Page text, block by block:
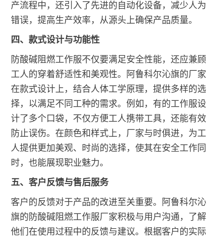
产流程中，还引入了先进的自动化设备，减少人为
错误，提高生产效率，从源头上确保产品质量。
四、款式设计与功能性
防酸碱阻燃工作服不仅要满足安全性能，还应兼顾
工人的穿着舒适性和美观性。阿鲁科尔沁旗的厂家
在款式设计上，结合人体工学原理，提供多样的选
择，以满足不同工种的需求。例如，有的工作服设
计了多个口袋，不仅方便工人携带工具，还能有效
防止误伤。在颜色和样式上，厂家与时俱进，为工
人提供更加美观、时尚的选择，使其在安全工作同
时，也能展现职业魅力。
五、客户反馈与售后服务
客户的反馈对于产品的改进至关重要。阿鲁科尔沁
旗的防酸碱阻燃工作服厂家积极与用户沟通，了解
他们在使用过程中的反馈与建议。根据客户的实际